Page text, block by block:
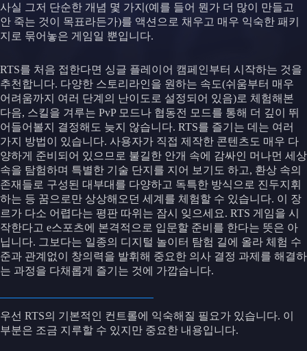
사실 그저 단순한 개념 몇 가지(예를 들어 뭔가 더 많이 만들고
안 죽는 것이 목표라든가)를 액션으로 채우고 매우 익숙한 패키
지로 묶어놓은 게임일 뿐입니다.
RTS를 처음 접한다면 싱글 플레이어 캠페인부터 시작하는 것을
추천합니다. 다양한 스토리라인을 원하는 속도(쉬움부터 매우
어려움까지 여러 단계의 난이도로 설정되어 있음)로 체험해본
다음, 스킬을 겨루는 PvP 모드나 협동전 모드를 통해 더 깊이 뛰
어들어볼지 결정해도 늦지 않습니다. RTS를 즐기는 데는 여러
가지 방법이 있습니다. 사용자가 직접 제작한 콘텐츠도 매우 다
양하게 준비되어 있으므로 불길한 안개 속에 감싸인 머나먼 세상
속을 탐험하며 특별한 기술 단지를 지어 보기도 하고, 환상 속의
존재들로 구성된 대부대를 다양하고 독특한 방식으로 진두지휘
하는 등 꿈으로만 상상해오던 세계를 체험할 수 있습니다. 이 장
르가 다소 어렵다는 평판 따위는 잠시 잊으세요. RTS 게임을 시
작한다고 e스포츠에 본격적으로 입문할 준비를 한다는 뜻은 아
닙니다. 그보다는 일종의 디지털 놀이터 탐험 길에 올라 체험 수
준과 관계없이 창의력을 발휘해 중요한 의사 결정 과제를 해결하
는 과정을 다채롭게 즐기는 것에 가깝습니다.
우선 RTS의 기본적인 컨트롤에 익숙해질 필요가 있습니다. 이
부분은 조금 지루할 수 있지만 중요한 내용입니다.